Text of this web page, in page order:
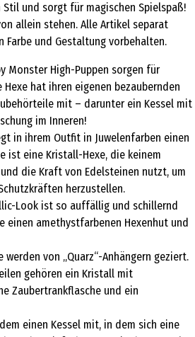
und sorgt für magischen Spielspaß!
allein stehen. Alle Artikel separat
Farbe und Gestaltung vorbehalten.
Monster High-Puppen sorgen für
Hexe hat ihren eigenen bezaubernden
mit – darunter ein Kessel mit
im Inneren!
in ihrem Outfit in Juwelenfarben einen
ist eine Kristall-Hexe, die keinem
die Kraft von Edelsteinen nutzt, um
herzustellen.
Look ist so auffällig und schillernd
einen amethystfarbenen Hexenhut und
werden von „Quarz“-Anhängern geziert.
gehören ein Kristall mit
Zaubertrankflasche und ein
einen Kessel mit, in dem sich eine